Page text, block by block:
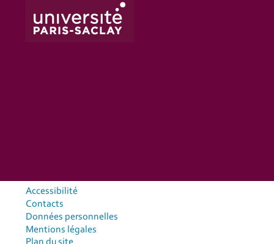
Accessibilité
Contacts
Données personnelles
Mentions légales